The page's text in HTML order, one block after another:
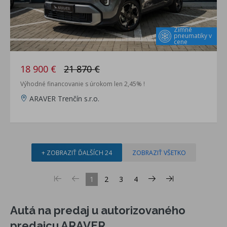
Zimné
pneumatiky v
cene
18 900 € 21 870 €
Výhodné financovanie s úrokom len 2,45% !
ARAVER Trenčín s.r.o.
+ ZOBRAZIŤ ĎALŠÍCH 24 ZOBRAZIŤ VŠETKO
1 2 3 4
Autá na predaj u autorizovaného